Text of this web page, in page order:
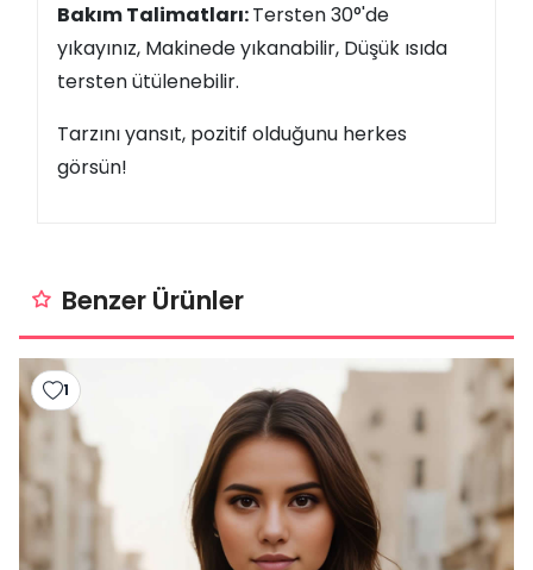
Bakım Talimatları:Tersten 30°'de
yıkayınız, Makinede yıkanabilir, Düşük ısıda
tersten ütülenebilir.
Tarzını yansıt, pozitif olduğunu herkes
görsün!
Benzer Ürünler
1